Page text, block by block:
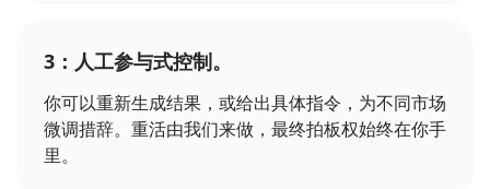
3：人工参与式控制。
你可以重新生成结果，或给出具体指令，为不同市场
微调措辞。重活由我们来做，最终拍板权始终在你手
里。